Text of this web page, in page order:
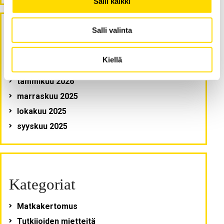
Salli valinta
Kiellä
Arkistot
tammikuu 2026
marraskuu 2025
lokakuu 2025
syyskuu 2025
Kategoriat
Matkakertomus
Tutkijoiden mietteitä